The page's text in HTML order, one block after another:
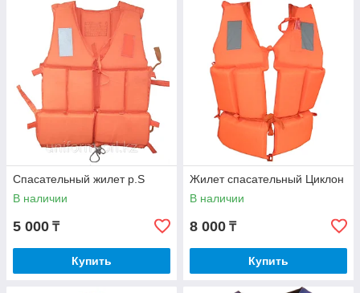
Спасательный жилет р.S
В наличии
5 000 ₸
Купить
Жилет спасательный Циклон
В наличии
8 000 ₸
Купить